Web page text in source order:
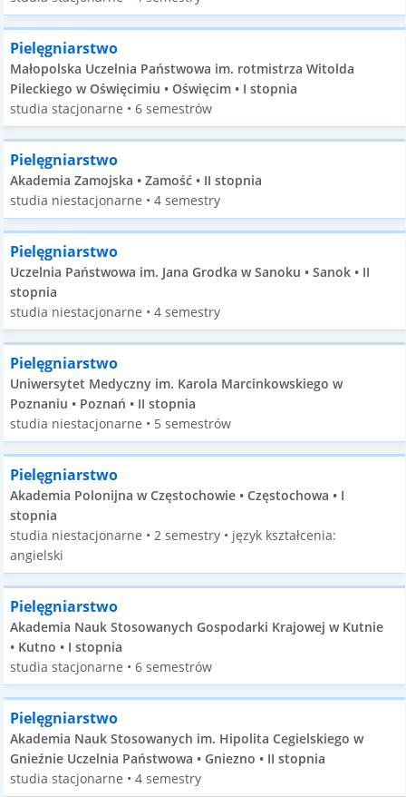
Pielęgniarstwo
Małopolska Uczelnia Państwowa im. rotmistrza Witolda
Pileckiego w Oświęcimiu • Oświęcim • I stopnia
studia stacjonarne • 6 semestrów
Pielęgniarstwo
Akademia Zamojska • Zamość • II stopnia
studia niestacjonarne • 4 semestry
Pielęgniarstwo
Uczelnia Państwowa im. Jana Grodka w Sanoku • Sanok • II
stopnia
studia niestacjonarne • 4 semestry
Pielęgniarstwo
Uniwersytet Medyczny im. Karola Marcinkowskiego w
Poznaniu • Poznań • II stopnia
studia niestacjonarne • 5 semestrów
Pielęgniarstwo
Akademia Polonijna w Częstochowie • Częstochowa • I
stopnia
studia niestacjonarne • 2 semestry • język kształcenia:
angielski
Pielęgniarstwo
Akademia Nauk Stosowanych Gospodarki Krajowej w Kutnie
• Kutno • I stopnia
studia stacjonarne • 6 semestrów
Pielęgniarstwo
Akademia Nauk Stosowanych im. Hipolita Cegielskiego w
Gnieźnie Uczelnia Państwowa • Gniezno • II stopnia
studia stacjonarne • 4 semestry